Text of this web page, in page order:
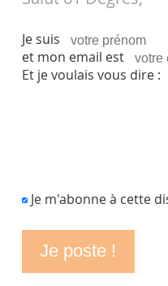
Je suis
et mon email est
Et je voulais vous dire :
Je m'abonne à cette